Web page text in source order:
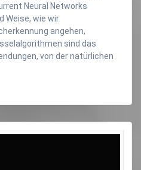
Neural Networks
Weise, wie wir
angehen,
sind das
von der natürlichen